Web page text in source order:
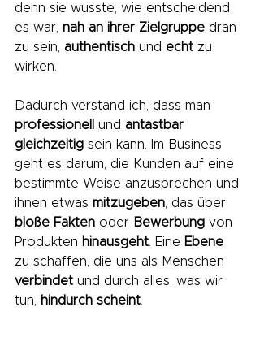
denn sie wusste, wie entscheidend
es war, nah an ihrer Zielgruppe dran
zu sein, authentisch und echt zu
wirken.
Dadurch verstand ich, dass man
professionell
und antastbar
gleichzeitig sein kann. Im Business
geht es darum, die Kunden auf eine
bestimmte Weise anzusprechen und
ihnen etwas mitzugeben , das über
bloße Fakten oder Bewerbung von
Produkten hinausgeht . Eine Ebene
zu schaffen, die uns als Menschen
verbindet und durch alles, was wir
tun,
hindurch scheint